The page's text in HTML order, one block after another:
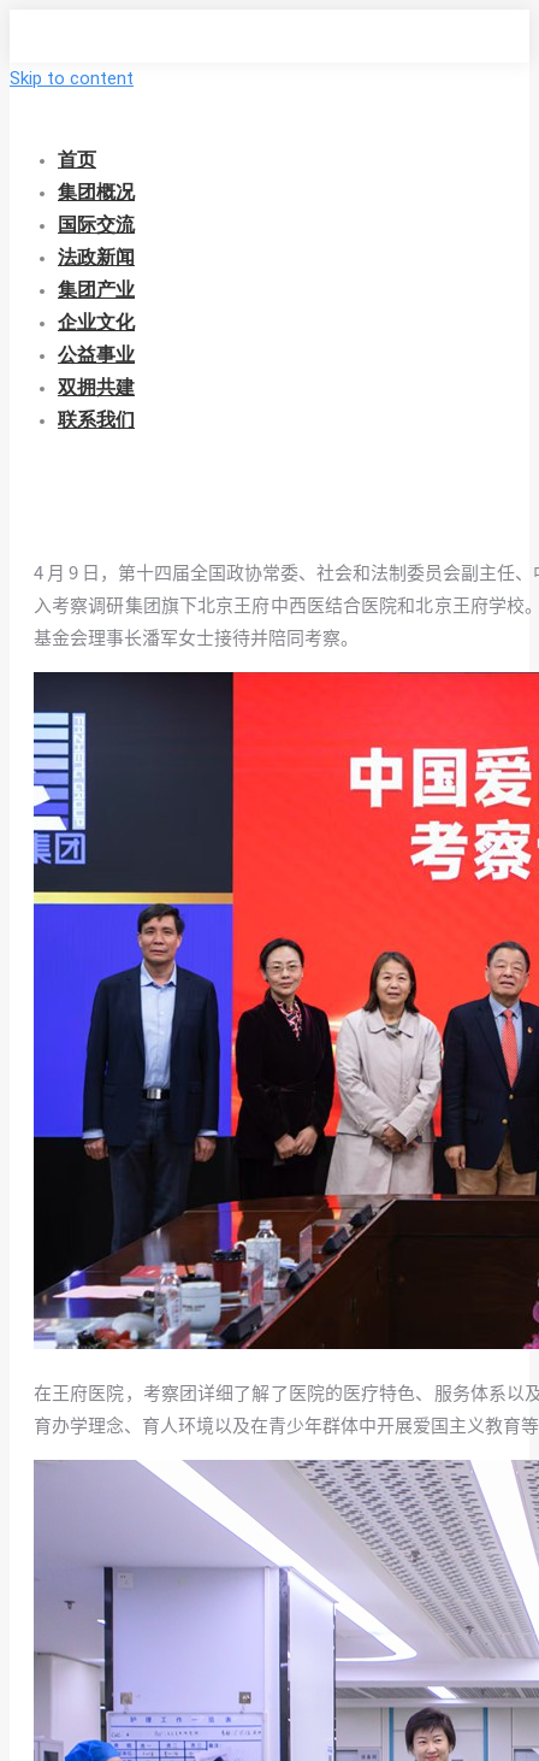
Skip to content
首页
集团概况
国际交流
法政新闻
集团产业
企业文化
公益事业
双拥共建
联系我们
4 月 9 日，第十四届全国政协常委、社会和法制委员会副主任
入考察调研集团旗下北京王府中西医结合医院和北京王府学
基金会理事长潘军女士接待并陪同考察。
在王府医院，考察团详细了解了医院的医疗特色、服务体系
育办学理念、育人环境以及在青少年群体中开展爱国主义教育